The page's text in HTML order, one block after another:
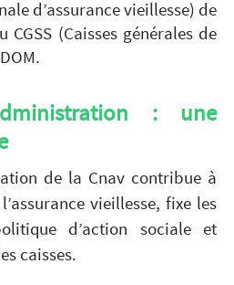
d’assurance vieillesse) de
CGSS (Caisses générales de
: une
de la Cnav contribue à
vieillesse, fixe les
d’action sociale et
caisses.